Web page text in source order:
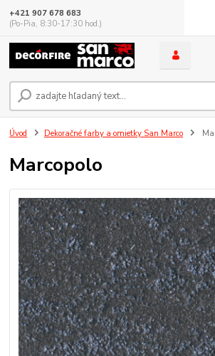
+421 907 678 683
(Po-Pia, 8:30-17:30 hod.)
Úvod Dekoračné farby a omietky San Marco
Marcopolo